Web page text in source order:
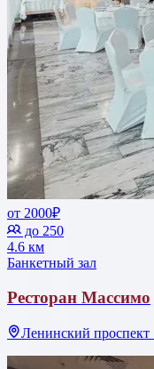
от 2000₽
до 250
4.6 км
Банкетный зал
Ресторан Массимо
Ленинский проспект